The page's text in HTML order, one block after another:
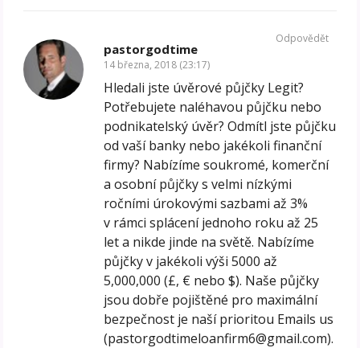
pastorgodtime
14 března, 2018 (23:17)
Hledali jste úvěrové půjčky Legit?
Potřebujete naléhavou půjčku nebo
podnikatelský úvěr? Odmítl jste půjčku
od vaší banky nebo jakékoli finanční
firmy? Nabízíme soukromé, komerční
a osobní půjčky s velmi nízkými
ročními úrokovými sazbami až 3%
v rámci splácení jednoho roku až 25
let a nikde jinde na světě. Nabízíme
půjčky v jakékoli výši 5000 až
5,000,000 (£, € nebo $). Naše půjčky
jsou dobře pojištěné pro maximální
bezpečnost je naší prioritou Emails us
(pastorgodtimeloanfirm6@gmail.com).
Odpovědět